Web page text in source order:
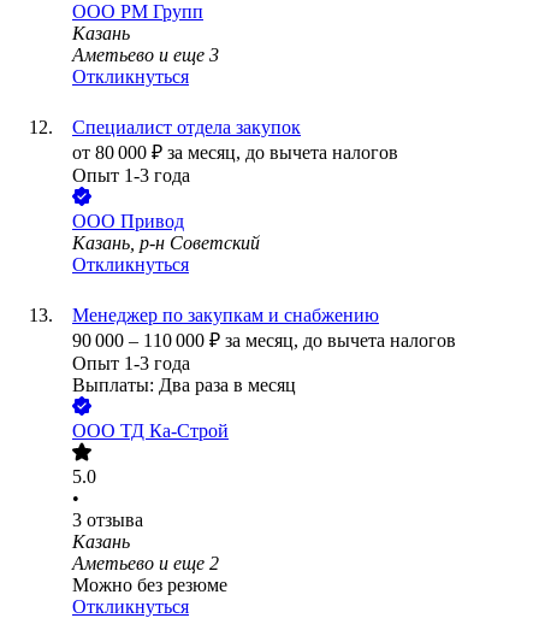
ООО РМ Групп
Казань
Аметьево и еще 3
Откликнуться
Специалист отдела закупок
от 80 000 ₽ за месяц, до вычета налогов
Опыт 1-3 года
ООО Привод
Казань, р-н Советский
Откликнуться
Менеджер по закупкам и снабжению
90 000 – 110 000 ₽ за месяц, до вычета налогов
Опыт 1-3 года
Выплаты: Два раза в месяц
ООО ТД Ка-Строй
5.0
•
3 отзыва
Казань
Аметьево и еще 2
Можно без резюме
Откликнуться